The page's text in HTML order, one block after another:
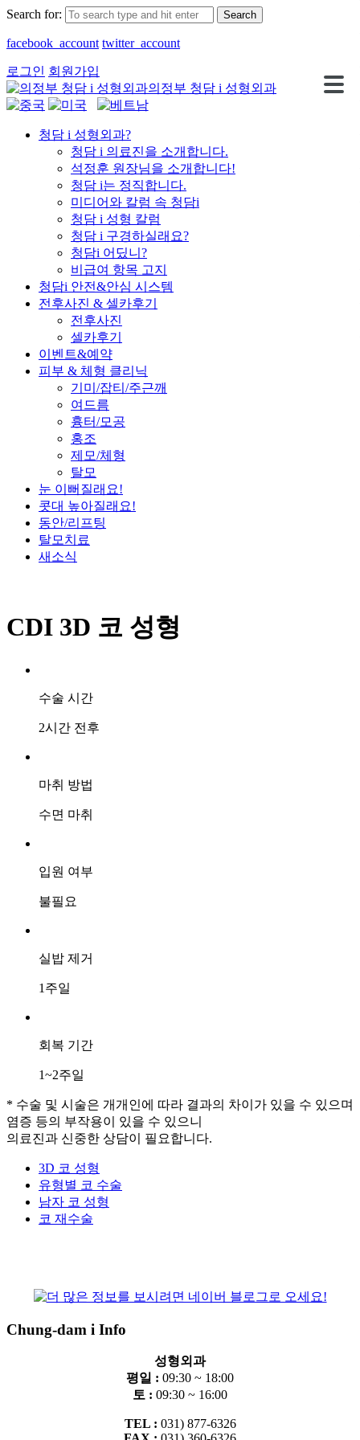
Search for:
facebook_account twitter_account
로그인 회원가입
의정부 청담 i 성형외과
청담 i 성형외과?
청담 i 의료진을 소개합니다.
석정훈 원장님을 소개합니다!
청담 i는 정직합니다.
미디어와 칼럼 속 청담i
청담 i 성형 칼럼
청담 i 구경하실래요?
청담i 어딨니?
비급여 항목 고지
청담i 안전&안심 시스템
전후사진 & 셀카후기
전후사진
셀카후기
이벤트&예약
피부 & 체형 클리닉
기미/잡티/주근깨
여드름
흉터/모공
홍조
제모/체형
탈모
눈 이뻐질래요!
콧대 높아질래요!
동안/리프팅
탈모치료
새소식
CDI 3D 코 성형
수술 시간
2시간 전후
마취 방법
수면 마취
입원 여부
불필요
실밥 제거
1주일
회복 기간
1~2주일
* 수술 및 시술은 개개인에 따라 결과의 차이가 있을 수 있으며
염증 등의 부작용이 있을 수 있으니
의료진과 신중한 상담이 필요합니다.
3D 코 성형
유형별 코 수술
남자 코 성형
코 재수술
Chung-dam i Info
성형외과
평일 : 09:30 ~ 18:00
토 : 09:30 ~ 16:00
TEL : 031) 877-6326